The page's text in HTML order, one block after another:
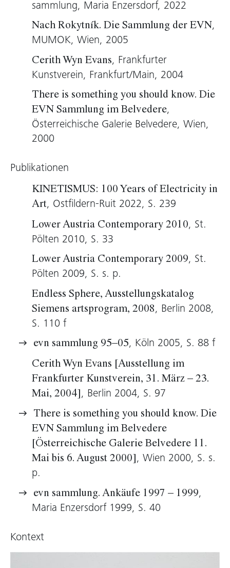
gleichzeitig einer der Hauptslogans der
Situationistischen Internationale. Der mystische
Satz ist auch ein Palindrom, eine Wortfolge, die
eine Verstärkung der Bedeutung ermöglicht.
Debords Film, der während der ersten 15
Minuten nur Dunkelheit zeigt, wird durch das
leuchtende Gas der Neoninstallation neu
thematisiert und ästhetisch romantisiert. Das
Unendliche der Kreisform wiederum intensiviert
und des Wortlautes selbst.
Hans Ulrich Obrist, 2005
sammlung, Maria Enzersdorf, 2022
Nach Rokytník. Die Sammlung der EVN,
MUMOK, Wien, 2005
Cerith Wyn Evans, Frankfurter
Kunstverein, Frankfurt/Main, 2004
There is something you should know. Die
EVN Sammlung im Belvedere,
Österreichische Galerie Belvedere, Wien,
2000
Publikationen
KINETISMUS: 100 Years of Electricity in
Art, Ostfildern-Ruit 2022, S. 239
Lower Austria Contemporary 2010, St.
Pölten 2010, S. 33
Lower Austria Contemporary 2009, St.
Pölten 2009, S. s. p.
Endless Sphere, Ausstellungskatalog
Siemens artsprogram, 2008, Berlin 2008,
S. 110 f
evn sammlung 95–05, Köln 2005, S. 88 f
Cerith Wyn Evans [Ausstellung im
Frankfurter Kunstverein, 31. März – 23.
Mai, 2004] , Berlin 2004, S. 97
There is something you should know. Die
EVN Sammlung im Belvedere
[Österreichische Galerie Belvedere 11.
Mai bis 6. August 2000] , Wien 2000, S. s.
p.
evn sammlung. Ankäufe 1997 – 1999,
Maria Enzersdorf 1999, S. 40
Kontext